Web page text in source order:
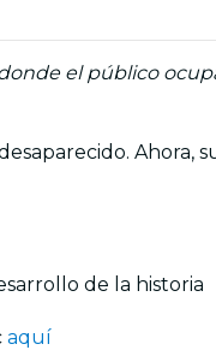
el público
de la historia
aquí